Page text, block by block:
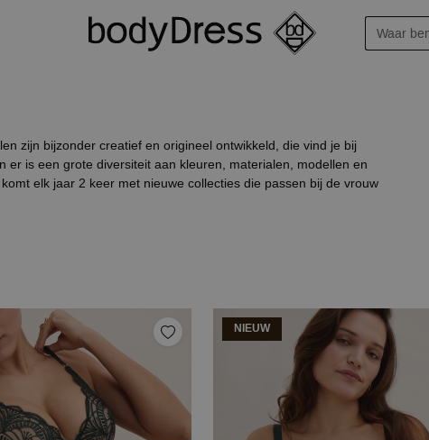
zijn bijzonder creatief en origineel ontwikkeld, die vind je bij
is een grote diversiteit aan kleuren, materialen, modellen en
elk jaar 2 keer met nieuwe collecties die passen bij de vrouw
NIEUW